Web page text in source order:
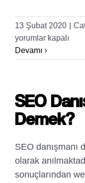
13 Şubat 2020
yorumlar kapalı
Devamı
SEO
Demek?
SEO danışmanı
olarak
sonuçlarından